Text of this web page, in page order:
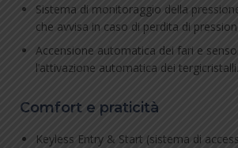
Sistema di monitoraggio della
che avvisa in caso di perdita di
Accensione automatica dei fari e
l’attivazione automatica dei tergicristalli.
Comfort e praticità
Keyless Entry & Start (sistema di